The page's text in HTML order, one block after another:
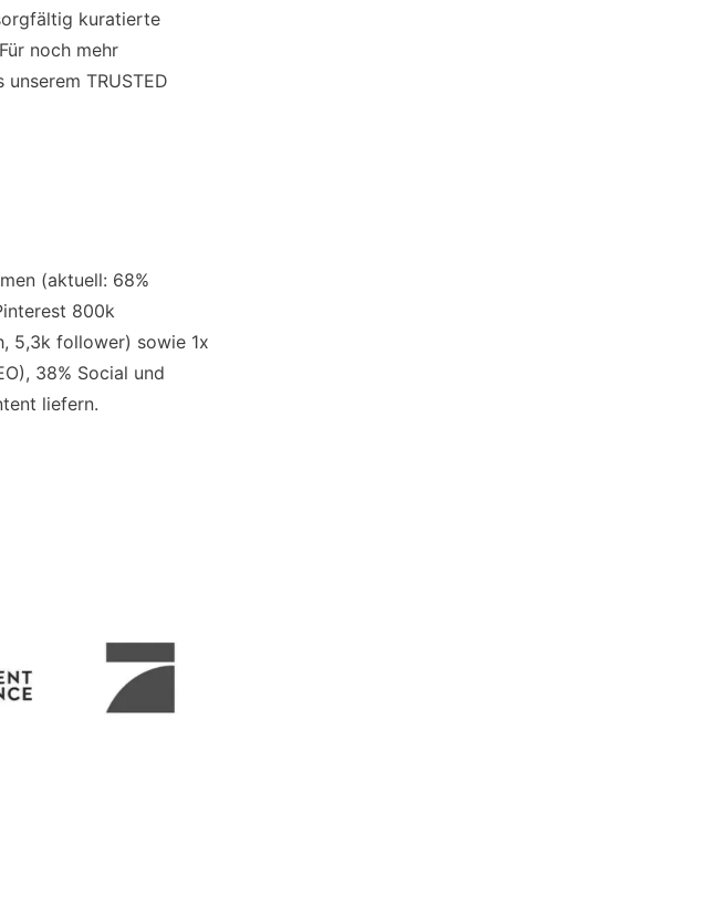
kuratierte
noch mehr
TRUSTED
(aktuell: 68%
800k
5,3k follower) sowie 1x
38% Social und
liefern.